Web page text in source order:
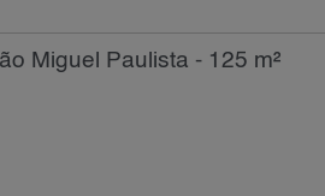
Miguel Paulista - 125 m²